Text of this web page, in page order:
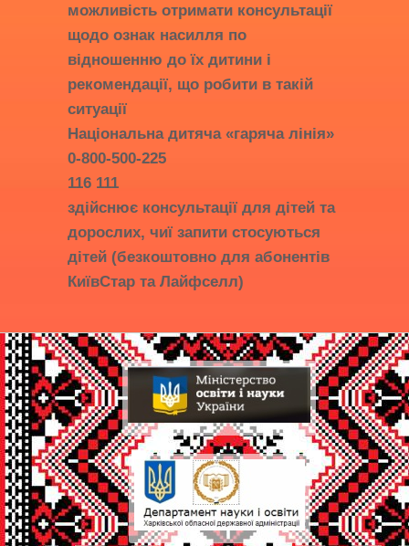
можливість отримати консультації
щодо ознак насилля по
відношенню до їх дитини і
рекомендації, що робити в такій
ситуації
Національна дитяча «гаряча лінія»
0-800-500-225
116 111
здійснює консультації для дітей та
дорослих, чиї запити стосуються
дітей (безкоштовно для абонентів
КиївСтар та Лайфселл)